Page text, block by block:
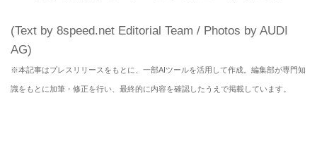
(Text by 8speed.net Editorial Team / Photos by AUDI
AG)
※本記事はプレスリリースをもとに、一部AIツールを活用して作成。編集部が専門知
識をもとに加筆・修正を行い、最終的に内容を確認したうえで掲載しています。